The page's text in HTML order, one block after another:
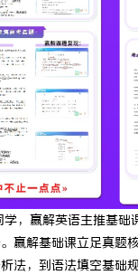
，赢解英语主推基
赢解基础课立足真
法，到语法填空基